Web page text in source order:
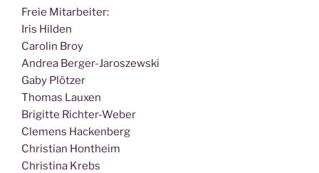
Freie Mit­ar­bei­ter:
Iris Hilden
Caro­lin Broy
Andrea Berger-Jaroszewski
Gaby Plötzer
Tho­mas Lauxen
Bri­git­te Richter-Weber
Cle­mens Hackenberg
Chris­ti­an Hontheim
Chris­ti­na Krebs